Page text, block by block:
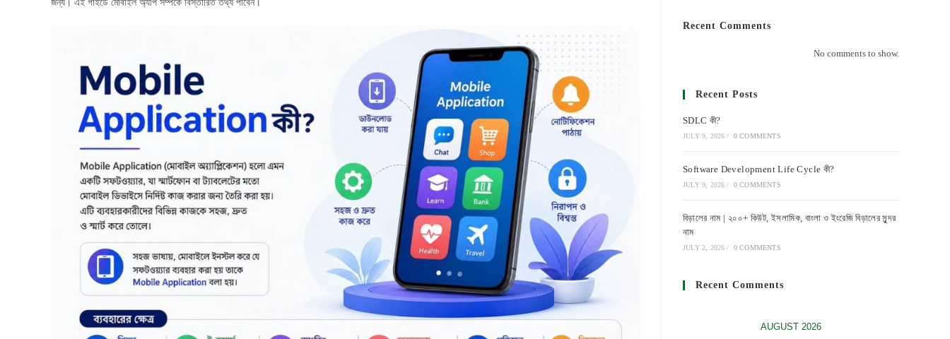
জন্য। এই গাইডে মোবাইল অ্যাপ সম্পর্কে বিস্তারিত তথ্য পাবেন।
Recent Comments
No comments to show.
Recent Posts
SDLC কী?
JULY 9, 2026 / 0 COMMENTS
Software Development Life Cycle কী?
JULY 9, 2026 / 0 COMMENTS
বিড়ালের নাম | ২০০+ কিউট, ইসলামিক, বাংলা ও ইংরেজি বিড়ালের সুন্দর
নাম
JULY 2, 2026 / 0 COMMENTS
Recent Comments
AUGUST 2026